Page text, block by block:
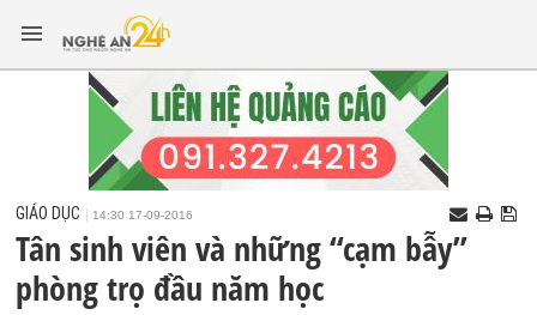
GIÁO DỤC 14:30 17-09-2016
Tân sinh viên và những “cạm bẫy”
phòng trọ đầu năm học